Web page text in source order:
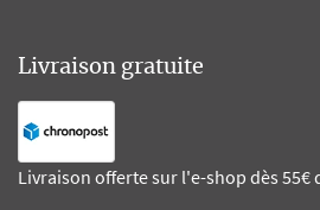
Livraison gratuite
Livraison offerte sur l'e-shop dès 55€